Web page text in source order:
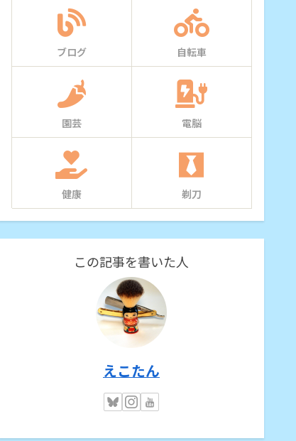
ブログ 自転車
園芸 電脳
健康 剃刀
この記事を書いた人
えこたん